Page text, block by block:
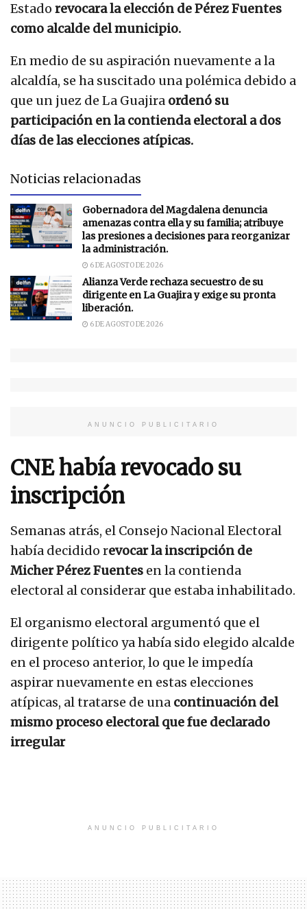
Estado revocara la elección de Pérez Fuentes
como alcalde del municipio.
En medio de su aspiración nuevamente a la
alcaldía, se ha suscitado una polémica debido a
que un juez de La Guajira ordenó su
participación en la contienda electoral a dos
días de las elecciones atípicas.
Noticias relacionadas
Gobernadora del Magdalena denuncia
amenazas contra ella y su familia; atribuye
las presiones a decisiones para reorganizar
la administración.
6 DE AGOSTO DE 2026
Alianza Verde rechaza secuestro de su
dirigente en La Guajira y exige su pronta
liberación.
6 DE AGOSTO DE 2026
ANUNCIO PUBLICITARIO
CNE había revocado su
inscripción
Semanas atrás, el Consejo Nacional Electoral
había decidido revocar la inscripción de
Micher Pérez Fuentes en la contienda
electoral al considerar que estaba inhabilitado.
El organismo electoral argumentó que el
dirigente político ya había sido elegido alcalde
en el proceso anterior, lo que le impedía
aspirar nuevamente en estas elecciones
atípicas, al tratarse de una continuación del
mismo proceso electoral que fue declarado
irregular
ANUNCIO PUBLICITARIO